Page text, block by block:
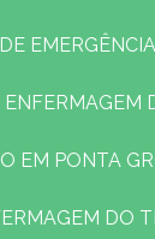
EM PONTA
DO